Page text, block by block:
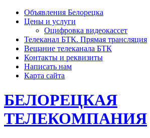
Объявления Белорецка
Цены и услуги
Оцифровка видеокассет
Телеканал БТК. Прямая трансляция
Вещание телеканала БТК
Контакты и реквизиты
Написать нам
Карта сайта
БЕЛОРЕЦКАЯ
ТЕЛЕКОМПАНИЯ